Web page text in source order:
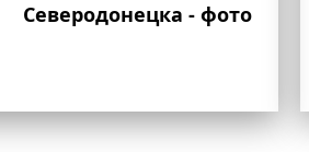
Северодонецка - фото